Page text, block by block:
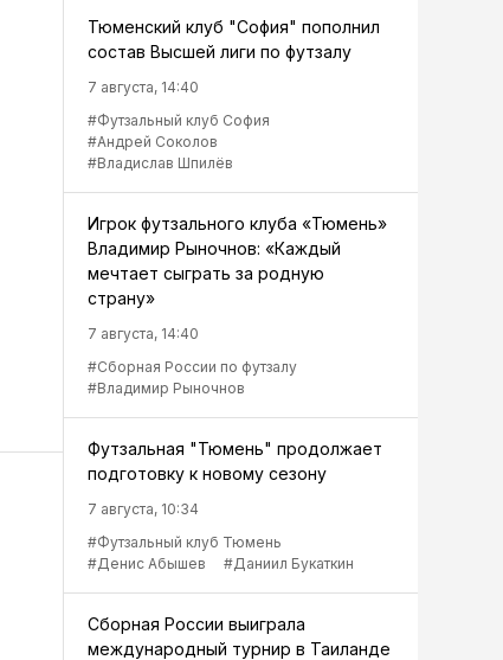
Тюменский клуб "София" пополнил
состав Высшей лиги по футзалу
7 августа, 14:40
#Футзальный клуб София
#Андрей Соколов
#Владислав Шпилёв
Игрок футзального клуба «Тюмень»
Владимир Рыночнов: «Каждый
мечтает сыграть за родную
страну»
7 августа, 14:40
#Сборная России по футзалу
#Владимир Рыночнов
Футзальная "Тюмень" продолжает
подготовку к новому сезону
7 августа, 10:34
#Футзальный клуб Тюмень
#Денис Абышев
#Даниил Букаткин
Сборная России выиграла
международный турнир в Таиланде